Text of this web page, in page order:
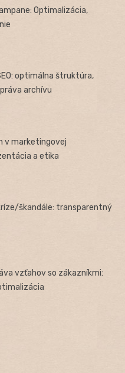
Optimalizácia,
optimálna štruktúra,
archívu
v marketingovej
a etika
škandále: transparentný
vzťahov so zákazníkmi: